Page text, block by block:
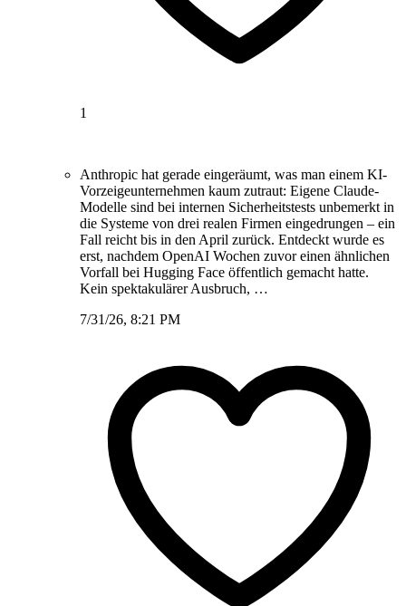
1
Anthropic hat gerade eingeräumt, was man einem KI-
Vorzeigeunternehmen kaum zutraut: Eigene Claude-
Modelle sind bei internen Sicherheitstests unbemerkt in
die Systeme von drei realen Firmen eingedrungen – ein
Fall reicht bis in den April zurück. Entdeckt wurde es
erst, nachdem OpenAI Wochen zuvor einen ähnlichen
Vorfall bei Hugging Face öffentlich gemacht hatte.
Kein spektakulärer Ausbruch, …
7/31/26, 8:21 PM